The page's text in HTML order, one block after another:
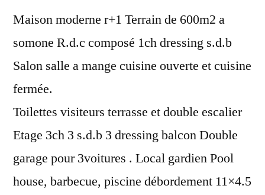
Maison moderne r+1 Terrain de 600m2 a
somone R.d.c composé 1ch dressing s.d.b
Salon salle a mange cuisine ouverte et cuisine
fermée.
Toilettes visiteurs terrasse et double escalier
Etage 3ch 3 s.d.b 3 dressing balcon Double
garage pour 3voitures . Local gardien Pool
house, barbecue, piscine débordement 11×4.5